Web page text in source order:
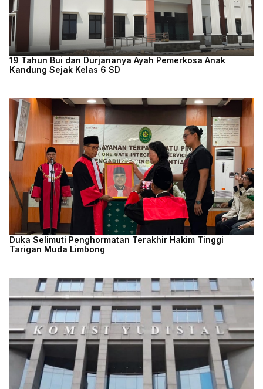
19 Tahun Bui dan Durjananya Ayah Pemerkosa Anak
Kandung Sejak Kelas 6 SD
Duka Selimuti Penghormatan Terakhir Hakim Tinggi
Tarigan Muda Limbong